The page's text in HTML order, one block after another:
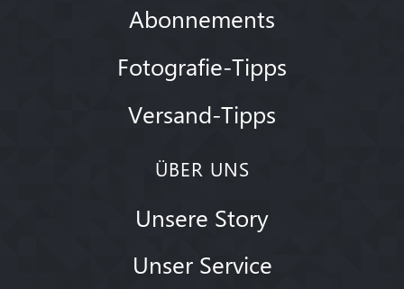
Abonnements
Fotografie-Tipps
Versand-Tipps
ÜBER UNS
Unsere Story
Unser Service